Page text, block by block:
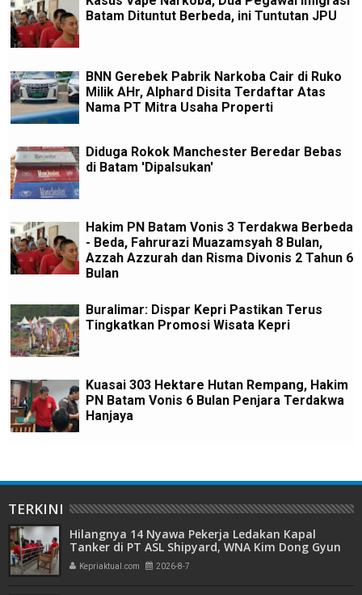
Batam Dituntut Berbeda, ini Tuntutan JPU
BNN Gerebek Pabrik Narkoba Cair di Ruko
Milik AHr, Alphard Disita Terdaftar Atas
Nama PT Mitra Usaha Properti
Diduga Rokok Manchester Beredar Bebas
di Batam 'Dipalsukan'
Hakim PN Batam Vonis 3 Terdakwa Berbeda
- Beda, Fahrurazi Muazamsyah 8 Bulan,
Azzah Azzurah dan Risma Divonis 2 Tahun 6
Bulan
Buralimar: Dispar Kepri Pastikan Terus
Tingkatkan Promosi Wisata Kepri
Kuasai 303 Hektare Hutan Rempang, Hakim
PN Batam Vonis 6 Bulan Penjara Terdakwa
Hanjaya
TERKINI
Hilangnya 14 Nyawa Pekerja Ledakan Kapal
Tanker di PT ASL Shipyard, WNA Kim Dong Gyun
Hanya Dituntut 1 Tahun 6 Bulan
Kepriaktual.com 2026-8-7